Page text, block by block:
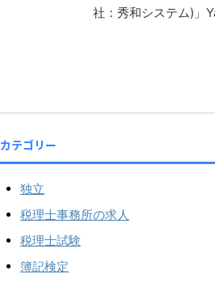
社：秀和システム)」
カテゴリー
独立
税理士事務所の求人
税理士試験
簿記検定